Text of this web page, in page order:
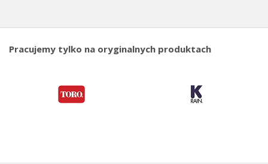
Pracujemy tylko na oryginalnych produktach